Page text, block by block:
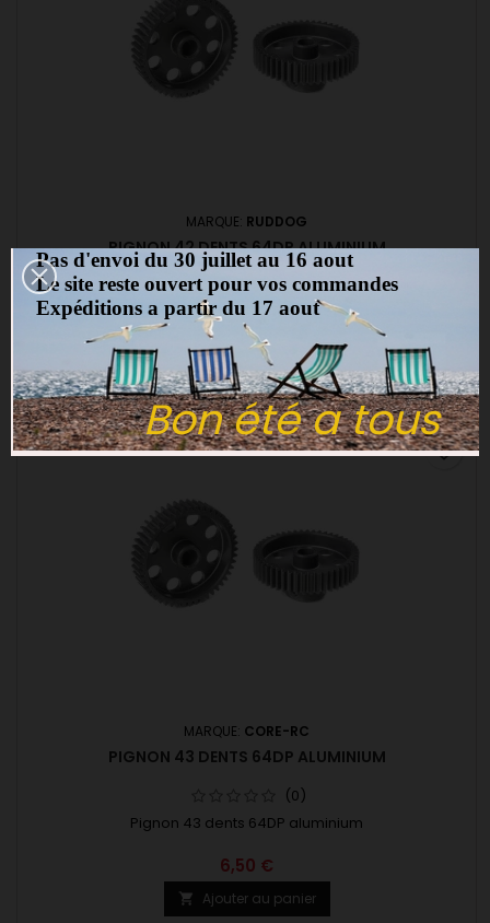
MARQUE: RUDDOG
PIGNON 42 DENTS 64DP ALUMINIUM
(0)
Pignon 42 dents 64DP aluminium
6,00 €
 Ajouter au panier
MARQUE: CORE-RC
PIGNON 43 DENTS 64DP ALUMINIUM
(0)
Pignon 43 dents 64DP aluminium
6,50 €
 Ajouter au panier
favorite_border
Bon été a tous
Pas d'envoi du 30 juillet au 16 aout
Le site reste ouvert pour vos commandes
Expéditions a partir du 17 aout